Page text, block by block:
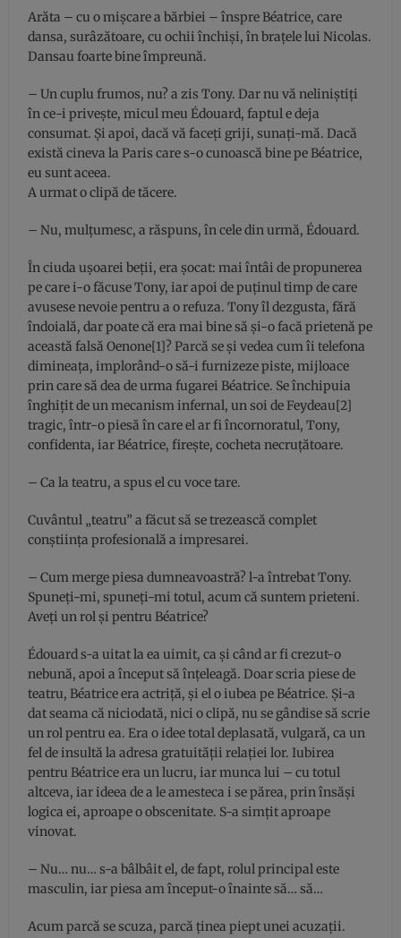
Arăta – cu o mişcare a bărbiei – înspre Béatrice, care
dansa, surâzătoare, cu ochii închişi, în braţele lui Nicolas.
Dansau foarte bine împreună.
– Un cuplu frumos, nu? a zis Tony. Dar nu vă neliniştiţi
în ce-i priveşte, micul meu Édouard, faptul e deja
consumat. Şi apoi, dacă vă faceţi griji, sunaţi-mă. Dacă
există cineva la Paris care s-o cunoască bine pe Béatrice,
eu sunt aceea.
A urmat o clipă de tăcere.
– Nu, mulţumesc, a răspuns, în cele din urmă, Édouard.
În ciuda uşoarei beţii, era şocat: mai întâi de propunerea
pe care i-o făcuse Tony, iar apoi de puţinul timp de care
avusese nevoie pentru a o refuza. Tony îl dezgusta, fără
îndoială, dar poate că era mai bine să şi-o facă prietenă pe
această falsă Oenone[1]? Parcă se şi vedea cum îi telefona
dimineaţa, implorând-o să-i furnizeze piste, mijloace
prin care să dea de urma fugarei Béatrice. Se închipuia
înghiţit de un mecanism infernal, un soi de Feydeau[2]
tragic, într-o piesă în care el ar fi încornoratul, Tony,
confidenta, iar Béatrice, fireşte, cocheta necruţătoare.
– Ca la teatru, a spus el cu voce tare.
Cuvântul „teatru” a făcut să se trezească complet
conştiinţa profesională a impresarei.
– Cum merge piesa dumneavoastră? l-a întrebat Tony.
Spuneţi-mi, spuneţi-mi totul, acum că suntem prieteni.
Aveţi un rol şi pentru Béatrice?
Édouard s-a uitat la ea uimit, ca şi când ar fi crezut-o
nebună, apoi a început să înţeleagă. Doar scria piese de
teatru, Béatrice era actriţă, şi el o iubea pe Béatrice. Şi-a
dat seama că niciodată, nici o clipă, nu se gândise să scrie
un rol pentru ea. Era o idee total deplasată, vulgară, ca un
fel de insultă la adresa gratuităţii relaţiei lor. Iubirea
pentru Béatrice era un lucru, iar munca lui – cu totul
altceva, iar ideea de a le amesteca i se părea, prin însăşi
logica ei, aproape o obscenitate. S-a simţit aproape
vinovat.
– Nu… nu… s-a bâlbâit el, de fapt, rolul principal este
masculin, iar piesa am început-o înainte să… să…
Acum parcă se scuza, parcă ţinea piept unei acuzaţii.